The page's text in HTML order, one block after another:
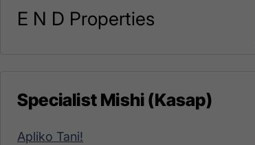
E N D Properties
Specialist Mishi (Kasap)
Apliko Tani!